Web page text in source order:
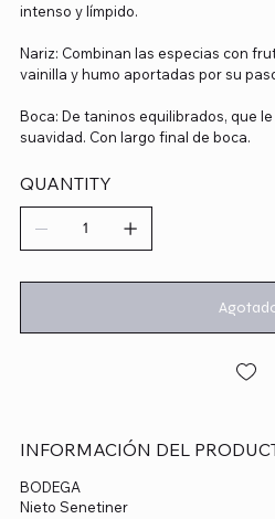
intenso y límpido.
Nariz: Combinan las especias con
vainilla y humo aportadas por su
Boca: De taninos equilibrados, que
suavidad. Con largo final de boca.
QUANTITY
INFORMACIÓN DEL
BODEGA
Nieto Senetiner